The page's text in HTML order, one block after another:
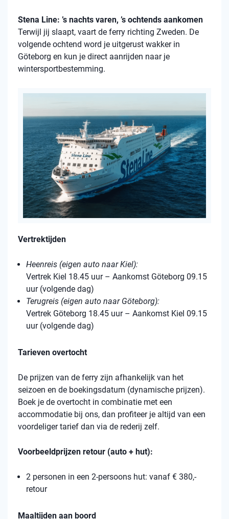
Stena Line: ’s nachts varen, ’s ochtends aankomen
Terwijl jij slaapt, vaart de ferry richting Zweden. De
volgende ochtend word je uitgerust wakker in
Göteborg en kun je direct aanrijden naar je
wintersportbestemming.
Vertrektijden
Heenreis (eigen auto naar Kiel):
Vertrek Kiel 18.45 uur – Aankomst Göteborg 09.15
uur (volgende dag)
Terugreis (eigen auto naar Göteborg):
Vertrek Göteborg 18.45 uur – Aankomst Kiel 09.15
uur (volgende dag)
Tarieven overtocht
De prijzen van de ferry zijn afhankelijk van het
seizoen en de boekingsdatum (dynamische prijzen).
Boek je de overtocht in combinatie met een
accommodatie bij ons, dan profiteer je altijd van een
voordeliger tarief dan via de rederij zelf.
Voorbeeldprijzen retour (auto + hut):
2 personen in een 2-persoons hut: vanaf € 380,-
retour
Maaltijden aan boord